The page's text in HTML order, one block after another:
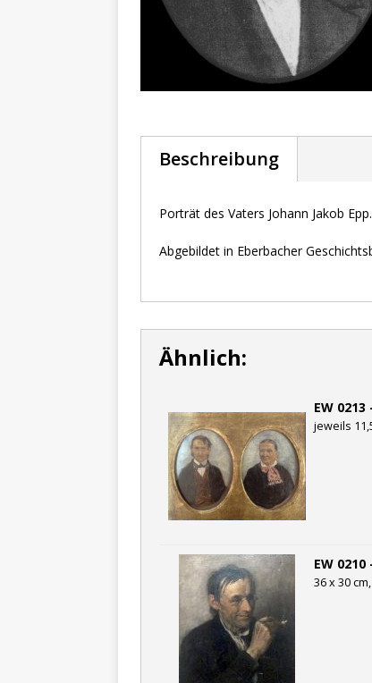
Beschreibung
Porträt des Vaters Johann Jakob Epp.
Abgebildet in Eberbacher
Ähnlich:
EW
jeweils
EW
36 x 30